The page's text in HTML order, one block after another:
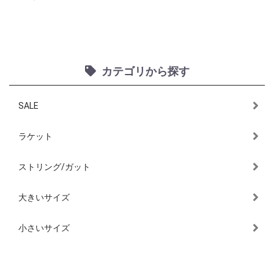
カテゴリから探す
SALE
ラケット
ストリング/ガット
大きいサイズ
小さいサイズ